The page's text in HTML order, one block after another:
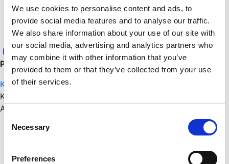
We use cookies to personalise content and ads, to
provide social media features and to analyse our traffic.
We also share information about your use of our site with
our social media, advertising and analytics partners who
may combine it with other information that you’ve
provided to them or that they’ve collected from your use
of their services.
Selection
Necessary
Preferences
Energirigtige
Holdbarhedstestede
Optimeret i forhold til indbrudssikring
PDF
På lager
Kontakt os
Kategorier:
Andre har også set